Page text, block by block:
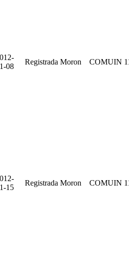
08
Registrada Moron COMUIN
15
Registrada Moron COMUIN